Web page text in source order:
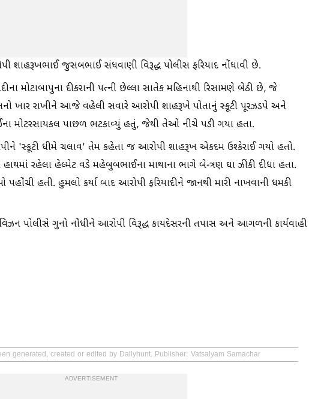
શાહરૂખભાઈ જુસબભાઈ સંધવાણી વિરૂદ્ધ પોલીસ ફરિયાદ નોંધાવી છે.
મોટાબાપુના દીકરાની પત્ની છેલ્લા સાતેક મહિનાથી રિસામણે બેઠી છે, જે
ખાર રાખીને આજે વહેલી સવારે આરોપી શાહરૂખે પોતાનું સ્કૂટી પૂરઝડપે અને
મોટરસાયકલ પાછળ ભટકાવ્યું હતું, જેથી તેઓ નીચે પડી ગયા હતા.
'સ્કૂટી ધીમે ચલાવ' તેમ કહેતા જ આરોપી શાહરૂખ એકદમ ઉશ્કેરાઈ ગયો હતો.
રહેલા હેલ્મેટ વડે મહેબુબભાઈના માથાના ભાગે બે-ત્રણ ઘા ઝીંકી દીધા હતા.
હતી. હુમલો કર્યા બાદ આરોપી ફરિયાદીને જાનથી મારી નાખવાની ધમકી
પોલીસે ગુનો નોંધીને આરોપી વિરૂદ્ધ કાયદેસરની તપાસ અને આગળની કાર્યવાહી
generated, created or edited by Dailyhunt. Publisher: Vatsalyam Samachar
ADVERTISEMENT